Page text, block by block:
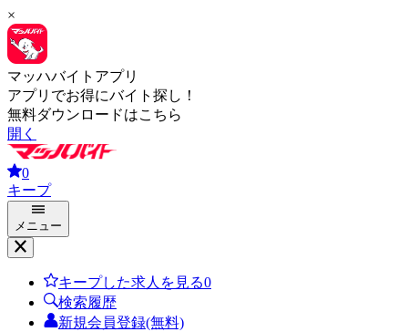
×
マッハバイトアプリ
アプリでお得にバイト探し！
無料ダウンロードはこちら
開く
0
キープ
メニュー
キープした求人を見る0
検索履歴
新規会員登録(無料)